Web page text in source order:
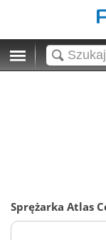
Sprężarka Atlas